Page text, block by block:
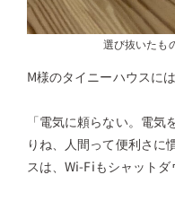
選び抜いたも
M様のタイニーハウスに
「電気に頼らない。電
りね、人間って便利さに
スは、Wi-Fiもシャットダ